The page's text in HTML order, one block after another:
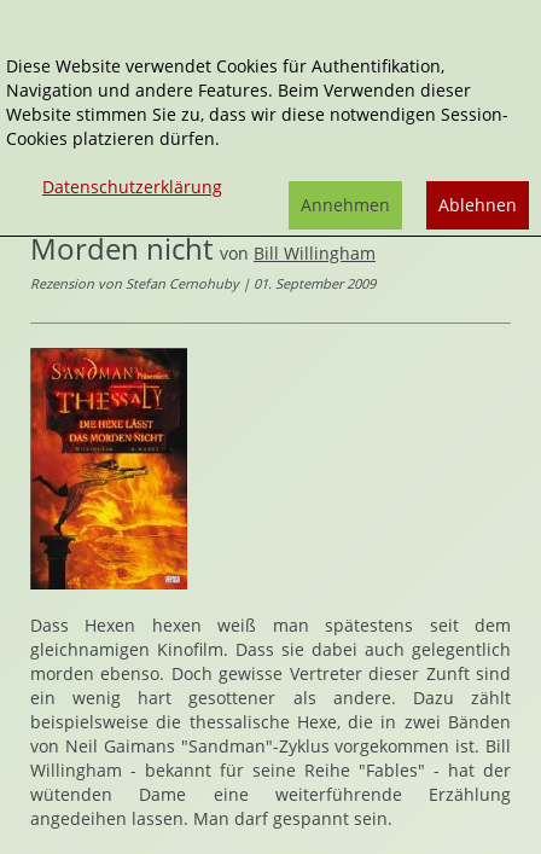
Home
Comics
Thessaly - Die Hexe lässt das Morden nicht
Thessaly
Thessaly - Die Hexe lässt das
Morden nicht von Bill Willingham
Rezension von Stefan Cernohuby | 01. September 2009
Dass Hexen hexen weiß man spätestens seit dem
gleichnamigen Kinofilm. Dass sie dabei auch gelegentlich
morden ebenso. Doch gewisse Vertreter dieser Zunft sind
ein wenig hart gesottener als andere. Dazu zählt
beispielsweise die thessalische Hexe, die in zwei Bänden
von Neil Gaimans "Sandman"-Zyklus vorgekommen ist. Bill
Willingham - bekannt für seine Reihe "Fables" - hat der
wütenden Dame eine weiterführende Erzählung
angedeihen lassen. Man darf gespannt sein.
Diese Website verwendet Cookies für Authentifikation,
Navigation und andere Features. Beim Verwenden dieser
Website stimmen Sie zu, dass wir diese notwendigen Session-
Cookies platzieren dürfen.
Datenschutzerklärung
Ablehnen
Annehmen